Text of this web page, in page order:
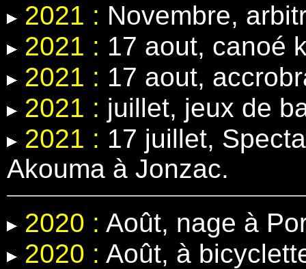
2021 : Novembre,
2021 : 17 aout, canoé
2021 : 17 aout,
2021 : juillet, jeux de
2021 : 17 juillet,
Akouma à Jonzac.
2020 : Août, nage à
2020 : Août, à